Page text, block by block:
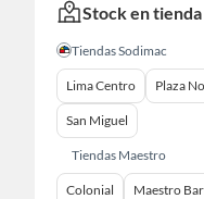
Stock en tienda
Tiendas Sodimac
Lima Centro Plaza
San Miguel
Tiendas Maestro
Colonial Maestro